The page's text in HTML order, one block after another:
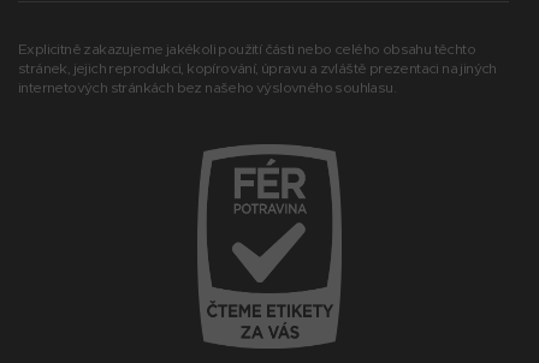
Explicitně zakazujeme jakékoli použití části nebo celého obsahu těchto
stránek, jejich reprodukci, kopírování, úpravu a zvláště prezentaci na jiných
internetových stránkách bez našeho výslovného souhlasu.